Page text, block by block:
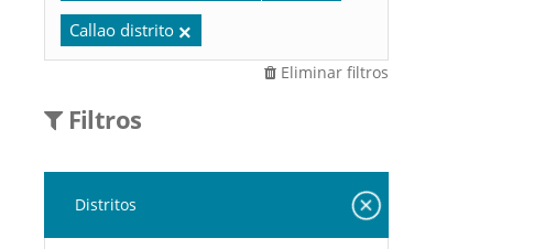
Callao distrito
Eliminar filtros
Filtros
Distritos